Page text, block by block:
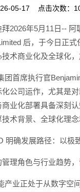
05-17 点击次数：
拜2026年5月11日--
后，于今日正
术商业化及全球化
团首席执行官
公司运作，尤其是
业化部署具备深刻
技术背景、全球化理
明确发展路径：以极
理角色与行业趋势
产业正处于从数字空